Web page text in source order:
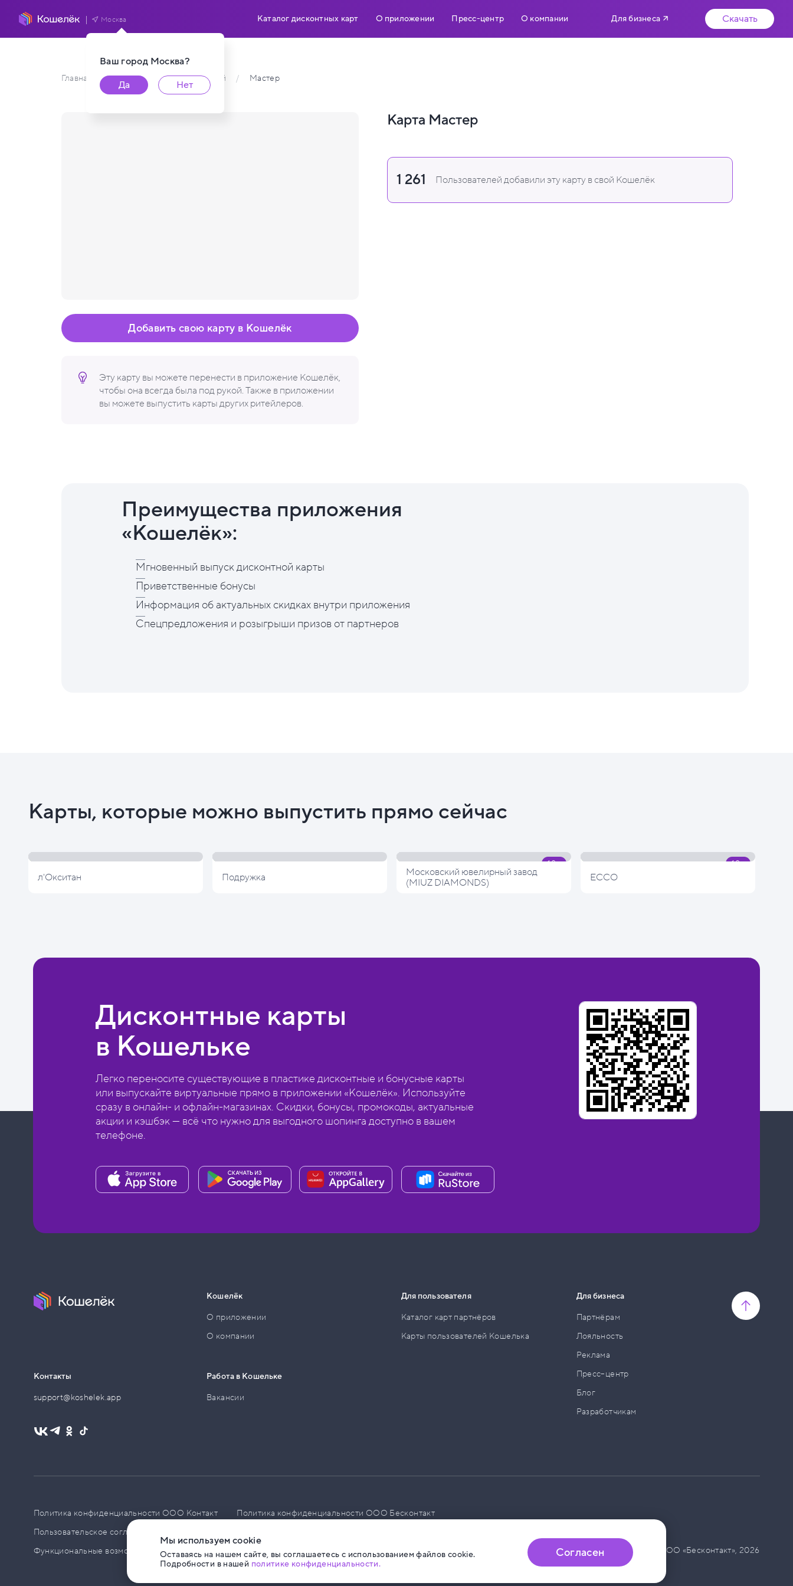
Ваш город Москва?
Да
Нет
Москва Каталог дисконтных карт О приложении Пресс-центр О компании Для бизнеса Скачать
Главная / Каталог карт пользователей / Мастер
Эту карту вы можете перенести в приложение Кошелёк,
чтобы она всегда была под рукой. Также в приложении
вы можете выпустить карты других ритейлеров.
Добавить свою карту в Кошелёк
Карта Мастер
1 261 Пользователей добавили эту карту в свой Кошелёк
Преимущества приложения
«Кошелёк»:
Мгновенный выпуск дисконтной карты
Приветственные бонусы
Информация об актуальных скидках внутри приложения
Спецпредложения и розыгрыши призов от партнеров
Карты, которые можно выпустить прямо сейчас
л'Окситан Подружка
Московский ювелирный завод
(MIUZ DIAMONDS)
ECCO
Дисконтные карты
в Кошельке
Легко переносите существующие в пластике дисконтные и бонусные карты
или выпускайте виртуальные прямо в приложении «Кошелёк». Используйте
сразу в онлайн- и офлайн-магазинах. Скидки, бонусы, промокоды, актуальные
акции и кэшбэк — всё что нужно для выгодного шопинга доступно в вашем
телефоне.
Контакты
support@koshelek.app
Кошелёк
О приложении
О компании
Работа в Кошельке
Вакансии
Для пользователя
Каталог карт партнёров
Карты пользователей Кошелька
Для бизнеса
Партнёрам
Лояльность
Реклама
Пресс–центр
Блог
Разработчикам
Политика конфиденциальности ООО Контакт
Политика конфиденциальности ООО Бесконтакт
Пользовательское соглашение
Функциональные возможности ПО
© ООО «Бесконтакт», 2026
Мы используем cookie
Оставаясь на нашем сайте, вы соглашаетесь с использованием файлов cookie.
Подробности в нашей политике конфиденциальности.
Согласен